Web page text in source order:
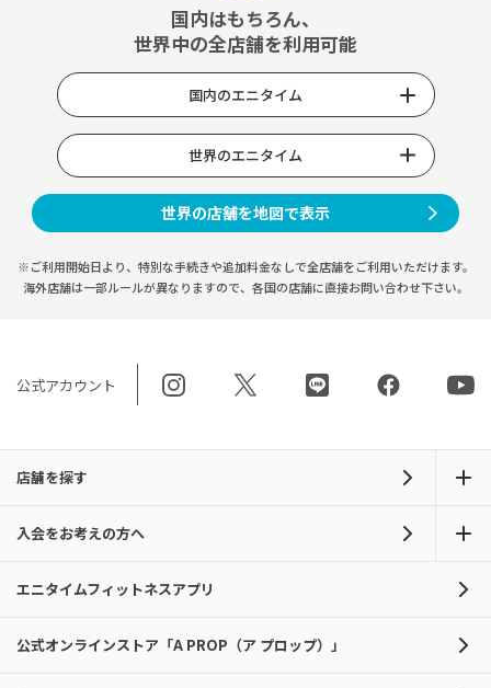
国内はもちろん、
世界中の全店舗を利用可能
国内のエニタイム
世界のエニタイム
世界の店舗を地図で表示
※ご利用開始日より、特別な手続きや追加料金なしで全店舗をご利用いただけます。
海外店舗は一部ルールが異なりますので、 各国の店舗に直接お問い合わせ下さい。
公式アカウント
店舗を探す
入会をお考えの方へ
エニタイムフィットネスアプリ
公式オンラインストア「A PROP（ア プロップ）」